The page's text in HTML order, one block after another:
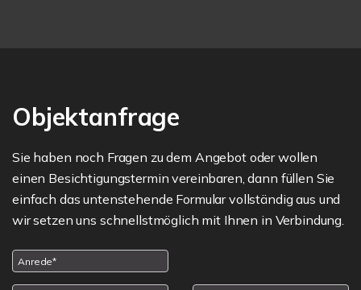
Objektanfrage
Sie haben noch Fragen zu dem Angebot oder wollen
einen Besichtigungstermin vereinbaren, dann füllen Sie
einfach das untenstehende Formular vollständig aus und
wir setzen uns schnellstmöglich mit Ihnen in Verbindung.